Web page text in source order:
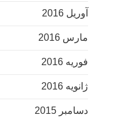
آوریل 2016
مارس 2016
فوریه 2016
ژانویه 2016
دسامبر 2015